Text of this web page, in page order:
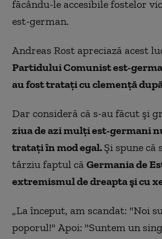
făcându-le accesibile fostelor
est-german.
Andreas Rost apreciază acest
Partidului Comunist est-
au fost trataţi cu clemenţă
Dar consideră că s-au făcut şi
ziua de azi mulţi est-germani
trataţi în mod egal.Şi spune că
târziu faptul căGermania de
extremismul de dreapta şi cu
„La început, am scandat: "Noi
poporul!" Apoi: "Suntem un